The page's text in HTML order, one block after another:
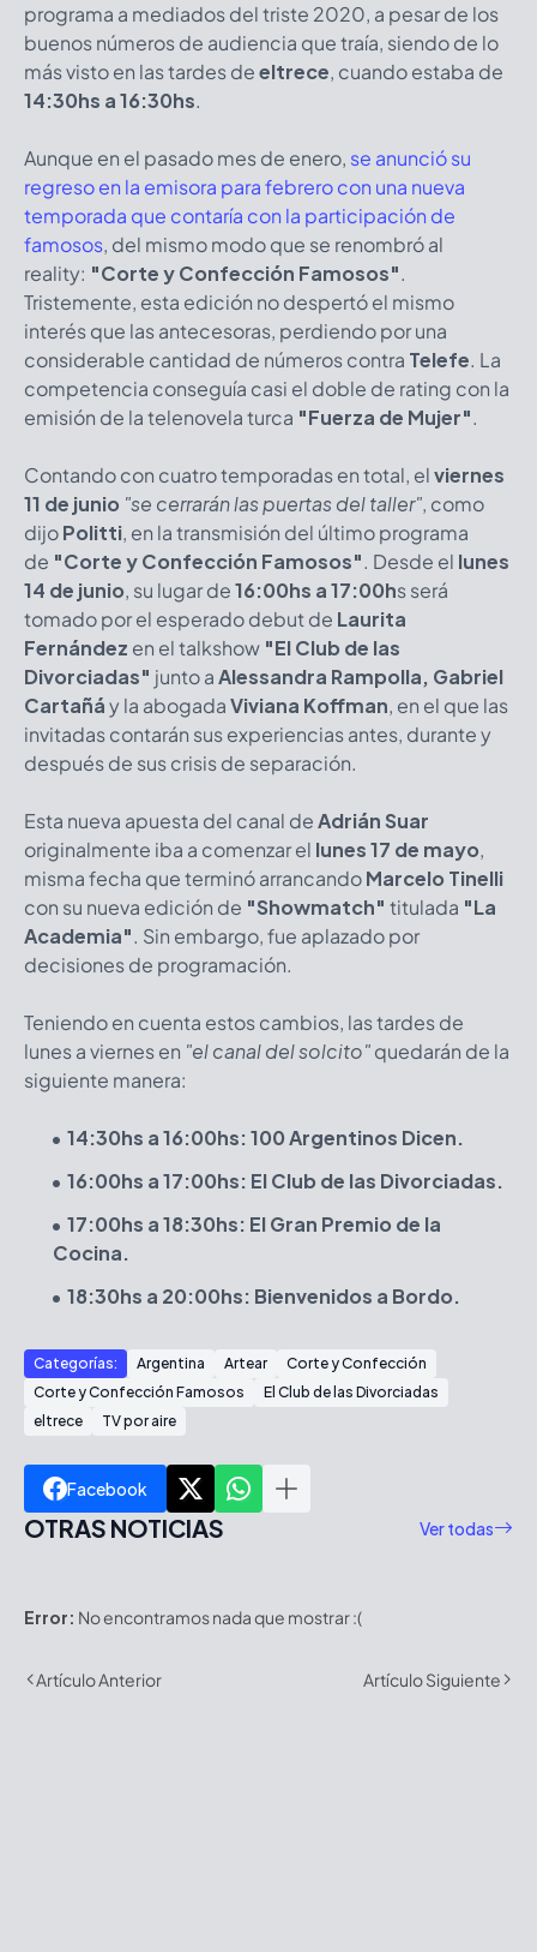
programa a mediados del triste 2020, a pesar de los
buenos números de audiencia que traía, siendo de lo
más visto en las tardes deeltrece, cuando estaba de
14:30hs a 16:30hs.
Aunque en el pasado mes de enero, se anunció su
regreso en la emisora para febrero con una nueva
temporada que contaría con la participación de
famosos, del mismo modo que se renombró al
reality: "Corte y Confección Famosos".
Tristemente, esta edición no despertó el mismo
interés que las antecesoras, perdiendo por una
considerable cantidad de números contra Telefe. La
competencia conseguía casi el doble de rating con la
emisión de la telenovela turca "Fuerza de Mujer".
Contando con cuatro temporadas en total, elviernes
11 de junio "se cerrarán las puertas del taller", como
dijoPolitti, en la transmisión del último programa
de "Corte y Confección Famosos". Desde el lunes
14 de junio, su lugar de16:00hs a 17:00hs será
tomado por el esperado debut de Laurita
Fernández en el talkshow "El Club de las
Divorciadas" junto aAlessandra Rampolla, Gabriel
Cartañáy la abogadaViviana Koffman, en el que las
invitadas contarán sus experiencias antes, durante y
después de sus crisis de separación.
Esta nueva apuesta del canal deAdrián Suar
originalmente iba a comenzar el lunes 17 de mayo,
misma fecha que terminó arrancandoMarcelo Tinelli
con su nueva edición de "Showmatch" titulada "La
Academia". Sin embargo, fue aplazado por
decisiones de programación.
Teniendo en cuenta estos cambios, las tardes de
lunes a viernes en "el canal del solcito"quedarán de la
siguiente manera:
14:30hs a 16:00hs: 100 Argentinos Dicen.
16:00hs a 17:00hs: El Club de las Divorciadas.
17:00hs a 18:30hs: El Gran Premio de la
Cocina.
18:30hs a 20:00hs: Bienvenidos a Bordo.
Categorías: Argentina Artear
Corte y Confección
Corte y Confección Famosos
El Club de las Divorciadas
eltrece
TV por aire
Facebook
OTRAS NOTICIAS Ver todas
Error: No encontramos nada que mostrar :(
Artículo Anterior Artículo Siguiente